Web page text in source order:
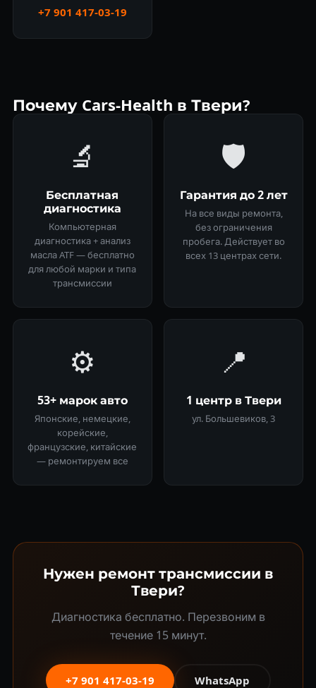
+7 901 417-03-19
Почему Cars-Health в Твери?
🔬
Бесплатная
диагностика
Компьютерная
диагностика + анализ
масла ATF — бесплатно
для любой марки и типа
трансмиссии
🛡
Гарантия до 2 лет
На все виды ремонта,
без ограничения
пробега. Действует во
всех 13 центрах сети.
⚙️
53+ марок авто
Японские, немецкие,
корейские,
французские, китайские
— ремонтируем все
📍
1 центр в Твери
ул. Большевиков, 3
Нужен ремонт трансмиссии в
Твери?
Диагностика бесплатно. Перезвоним в
течение 15 минут.
+7 901 417-03-19 WhatsApp